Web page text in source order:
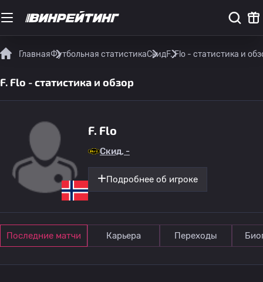
ГлавнаяФутбольная статистикаСкидF. Flo - статистика и
F. Flo - статистика и обзор
F. Flo
Скид, -
Подробнее об игроке
Последние матчи Карьера Переходы